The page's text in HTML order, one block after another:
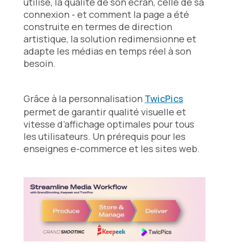
connexion - et comment la page a été
construite en termes de direction
artistique, la solution redimensionne et
adapte les médias en temps réel à son
besoin.
Grâce à la personnalisation TwicPics
permet de garantir qualité visuelle et
vitesse d’affichage optimales pour tous
les utilisateurs. Un prérequis pour les
enseignes e-commerce et les sites web.